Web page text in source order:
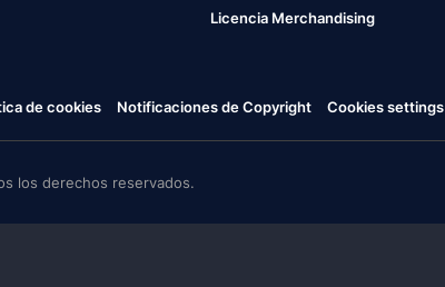
Licencia Merchandising
de cookies Notificaciones de Copyright Cookies settings
los derechos reservados.